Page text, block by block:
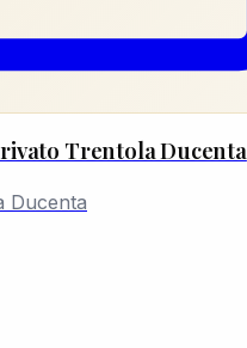
Trentola Ducenta
Ducenta